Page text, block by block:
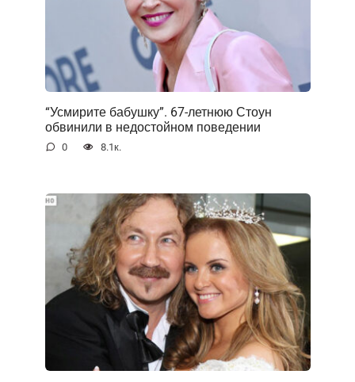
“Усмирите бабушку”. 67-летнюю Стоун
обвинили в недостойном поведении
0 8.1к.